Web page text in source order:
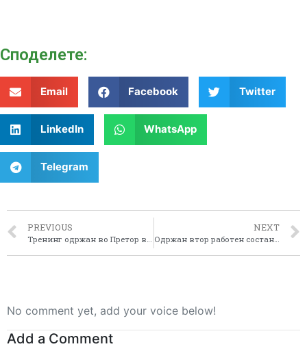
Споделeте:
Email Facebook Twitter
LinkedIn WhatsApp
Telegram
PREVIOUS NEXT
Одржан втор работен состанок на проектот ЗОО Иноватива
No comment yet, add your voice below!
Add a Comment